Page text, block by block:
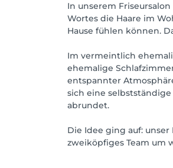
In unserem
Wortes die Haare im
Hause fühlen können.
Im vermeintlich
ehemalige
entspannter
sich eine
abrundet.
Die Idee ging auf:
zweiköpfiges Team um